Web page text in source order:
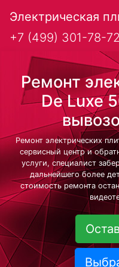
Электрическая
+7 (499) 301-78-72
Ремонт
De Luxe
Ремонт электрических
сервисный центр и
услуги, специалист
дальнейшего более
стоимость ремонта